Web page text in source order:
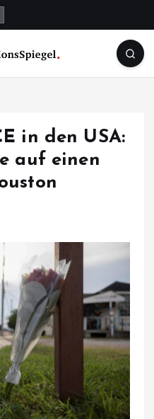
in den USA:
auf einen